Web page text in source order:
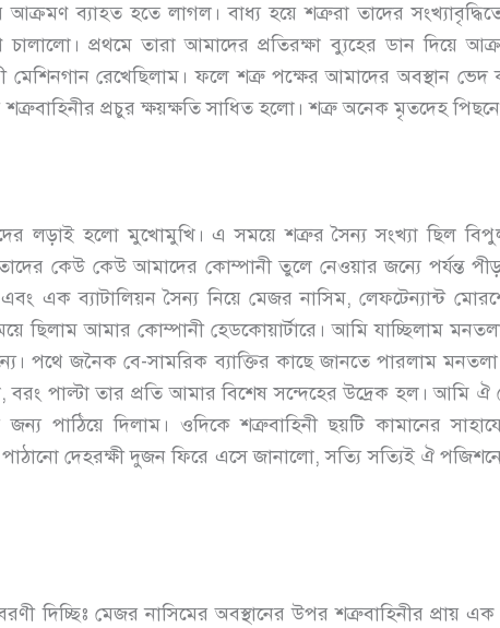
আক্রমণ ব্যাহত হতে লাগল। বাধ্য হয়ে শত্রুরা তাদের
প্রথমে তারা আমাদের প্রতিরক্ষা ব্যুহের ডান দিয়ে
মেশিনগান রেখেছিলাম। ফলে শত্রু পক্ষের আমাদের অবস্থান
প্রচুর ক্ষয়ক্ষতি সাধিত হলো। শত্রু অনেক মৃতদেহ
লড়াই হলো মুখোমুখি। এ সময়ে শত্রুর সৈন্য সংখ্যা ছিল
কেউ কেউ আমাদের কোম্পানী তুলে নেওয়ার জন্যে পর্যন্ত
এবং এক ব্যাটালিয়ন সৈন্য নিয়ে মেজর নাসিম, লেফটেন্যান্ট
ছিলাম আমার কোম্পানী হেডকোয়ার্টারে। আমি যাচ্ছিলাম
পথে জনৈক বে-সামরিক ব্যাক্তির কাছে জানতে পারলাম
বরং পাল্টা তার প্রতি আমার বিশেষ সন্দেহের উদ্রেক হল। আমি
পাঠিয়ে দিলাম। ওদিকে শত্রুবাহিনী ছয়টি কামানের
দেহরক্ষী দুজন ফিরে এসে জানালো, সত্যি সত্যিই ঐ
দিচ্ছিঃ মেজর নাসিমের অবস্থানের উপর শত্রুবাহিনীর প্রায়